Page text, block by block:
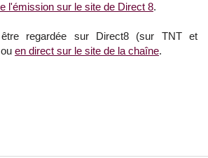
l'émission sur le site de Direct 8.
être regardée sur Direct8 (sur TNT et
en direct sur le site de la chaîne.